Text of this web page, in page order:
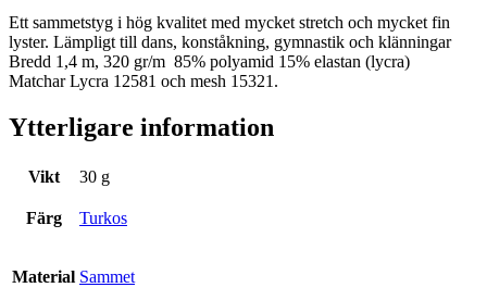
Ett sammetstyg i hög kvalitet med mycket stretch och mycket fin
lyster. Lämpligt till dans, konståkning, gymnastik och klänningar
Bredd 1,4 m, 320 gr/m 85% polyamid 15% elastan (lycra)
Matchar Lycra 12581 och mesh 15321.
Ytterligare information
Vikt 30 g
Färg Turkos
Material Sammet